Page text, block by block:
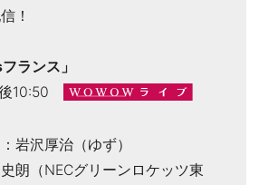
！
ランス」
10:50
WOWOWライブ
岩沢厚治（ゆず）
朗（NECグリーンロケッツ東